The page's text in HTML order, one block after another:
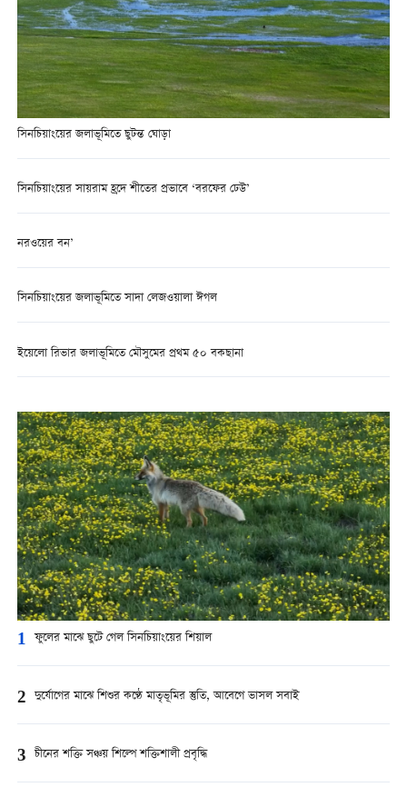
সিনচিয়াংয়ের জলাভূমিতে ছুটন্ত ঘোড়া
সিনচিয়াংয়ের সায়রাম হ্রদে শীতের প্রভাবে ‘বরফের ঢেউ’
নরওয়ের বন’
সিনচিয়াংয়ের জলাভূমিতে সাদা লেজওয়ালা ঈগল
ইয়েলো রিভার জলাভূমিতে মৌসুমের প্রথম ৫০ বকছানা
1 ফুলের মাঝে ছুটে গেল সিনচিয়াংয়ের শিয়াল
2 দুর্যোগের মাঝে শিশুর কণ্ঠে মাতৃভূমির স্তুতি, আবেগে ভাসল সবাই
3 চীনের শক্তি সঞ্চয় শিল্পে শক্তিশালী প্রবৃদ্ধি